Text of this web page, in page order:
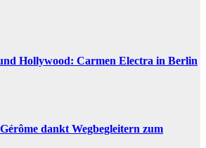
Hollywood: Carmen Electra in Berlin
dankt Wegbegleitern zum